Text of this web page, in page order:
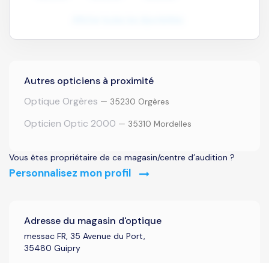
Autres opticiens à proximité
Optique Orgères — 35230 Orgères
Opticien Optic 2000 — 35310 Mordelles
Vous êtes propriétaire de ce magasin/centre d’audition ?
Personnalisez mon profil
Adresse du magasin d'optique
messac FR, 35 Avenue du Port,
35480 Guipry